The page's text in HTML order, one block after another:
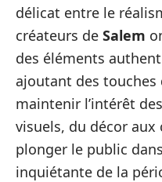
délicat entre le
créateurs de Salem
des éléments
ajoutant des
maintenir l’intérêt
visuels, du décor aux
plonger le public
inquiétante de la